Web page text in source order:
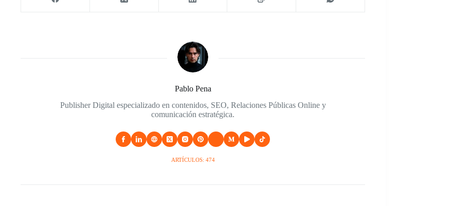
Pablo Pena
Publisher Digital especializado en contenidos, SEO, Relaciones Públicas Online y
comunicación estratégica.
ARTÍCULOS: 474